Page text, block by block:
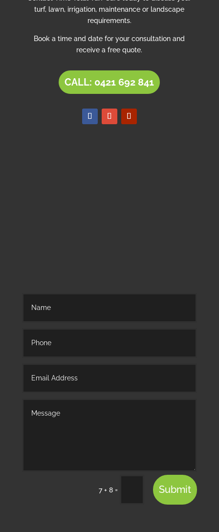
turf, lawn, irrigation, maintenance or landscape
requirements.
Book a time and date for your consultation and
receive a free quote.
CALL: 0421 692 841
7 + 8 = Submit